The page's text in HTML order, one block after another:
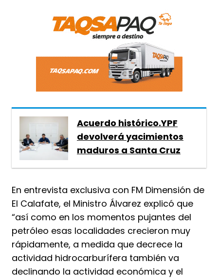
Acuerdo histórico.YPF
devolverá yacimientos
maduros a Santa Cruz
En entrevista exclusiva con FM Dimensión de
El Calafate, el Ministro Álvarez explicó que
“así como en los momentos pujantes del
petróleo esas localidades crecieron muy
rápidamente, a medida que decrece la
actividad hidrocarburífera también va
declinando la actividad económica y el